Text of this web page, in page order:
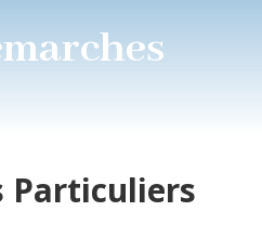
Particuliers